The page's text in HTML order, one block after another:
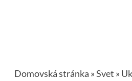
Domovská stránka »Svet »